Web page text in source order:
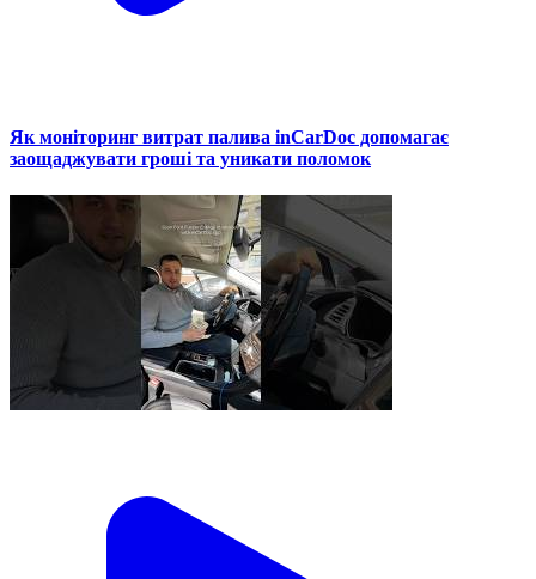
Як моніторинг витрат палива inCarDoc допомагає
заощаджувати гроші та уникати поломок